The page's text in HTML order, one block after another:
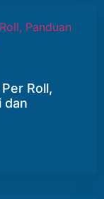
Roll,
dan